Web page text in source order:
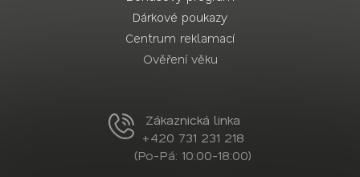
Dárkové poukazy
Centrum reklamací
Ověření věku
Zákaznická linka
+420 731 231 218
(Po-Pá: 10:00-18:00)